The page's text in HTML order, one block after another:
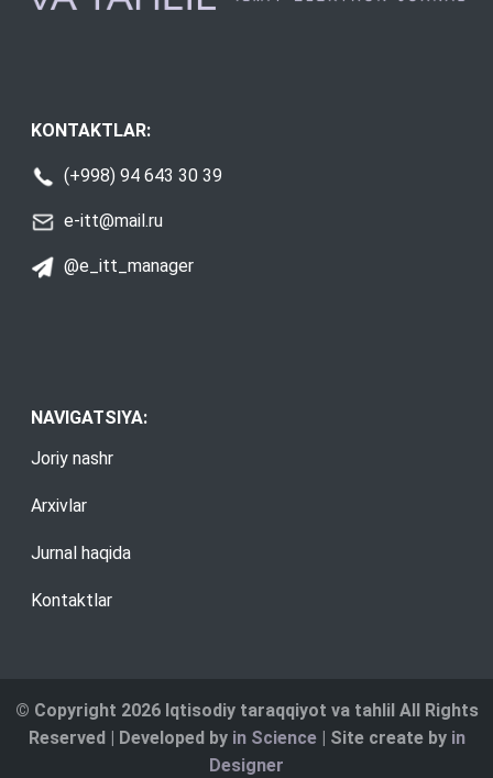
KONTAKTLAR:
(+998) 94 643 30 39
e-itt@mail.ru
@e_itt_manager
NAVIGATSIYA:
Joriy nashr
Arxivlar
Jurnal haqida
Kontaktlar
© Copyright 2026 Iqtisodiy taraqqiyot va tahlil All Rights
Reserved | Developed by in Science| Site create by in
Designer